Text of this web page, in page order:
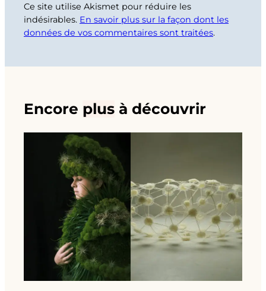
Ce site utilise Akismet pour réduire les
indésirables. En savoir plus sur la façon dont les
données de vos commentaires sont traitées.
Encore plus à découvrir